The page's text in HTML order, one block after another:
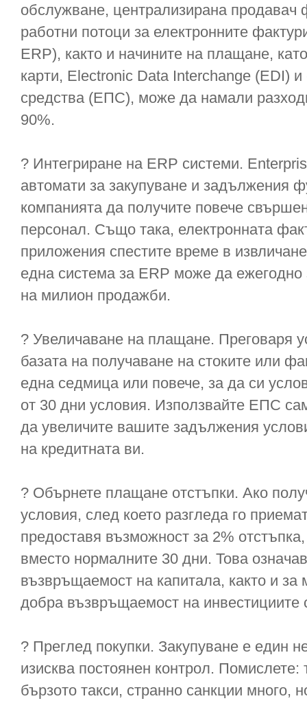
обслужване, централизирана продавач
работни потоци за електронните
ERP), както и начините на плащане,
карти, Electronic Data Interchange (EDI)
средства (ЕПС), може да намали
90%.
? Интегриране на ERP системи.
автомати за закупуване и задължения
компанията да получите повече
персонал. Също така, електронната
приложения спестите време в
една система за ERP може да ежегодно
на милион продажби.
? Увеличаване на плащане. Преговаря
базата на получаване на стоките или
една седмица или повече, за да си
от 30 дни условия. Използвайте ЕПС
да увеличите вашите задължения
на кредитната ви.
? Обърнете плащане отстъпки. Ако
условия, след което разгледа го
предоставя възможност за 2%
вместо нормалните 30 дни. Това
възвръщаемост на капитала, както и за
добра възвръщаемост на инвестициите
? Преглед покупки. Закупуване е един
изисква постоянен контрол. Помислете:
бързото такси, странно санкции много,